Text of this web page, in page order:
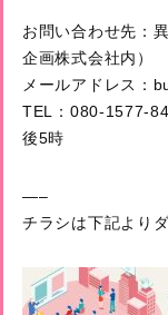
お問い合わせ先：
企画株式会社内）
メールアドレス：
TEL：080-1577-
後5時
—–
チラシは下記より